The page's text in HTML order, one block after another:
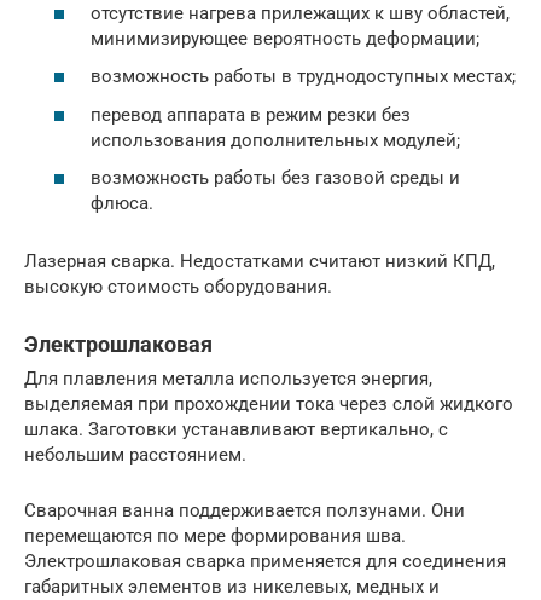
отсутствие нагрева прилежащих к шву областей,
минимизирующее вероятность деформации;
возможность работы в труднодоступных местах;
перевод аппарата в режим резки без
использования дополнительных модулей;
возможность работы без газовой среды и
флюса.
Лазерная сварка. Недостатками считают низкий КПД,
высокую стоимость оборудования.
Электрошлаковая
Для плавления металла используется энергия,
выделяемая при прохождении тока через слой жидкого
шлака. Заготовки устанавливают вертикально, с
небольшим расстоянием.
Сварочная ванна поддерживается ползунами. Они
перемещаются по мере формирования шва.
Электрошлаковая сварка применяется для соединения
габаритных элементов из никелевых, медных и